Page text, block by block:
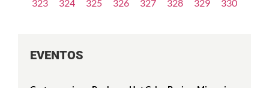
323
324 325 326 327 328 329 330
EVENTOS